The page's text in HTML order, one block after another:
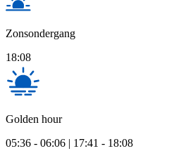
Zonsondergang
18:08
Golden hour
05:36 - 06:06 | 17:41 - 18:08